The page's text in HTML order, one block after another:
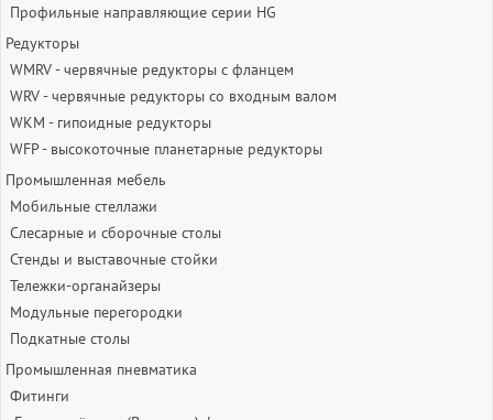
Профильные направляющие серии HG
Редукторы
WMRV - червячные редукторы с фланцем
WRV - червячные редукторы со входным валом
WKM - гипоидные редукторы
WFP - высокоточные планетарные редукторы
Промышленная мебель
Мобильные стеллажи
Слесарные и сборочные столы
Стенды и выставочные стойки
Тележки-органайзеры
Модульные перегородки
Подкатные столы
Промышленная пневматика
Фитинги